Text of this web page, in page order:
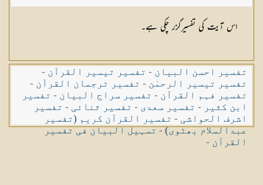
اس آیت کی تفسیرگزر چکی ہے۔
تفسیر احسن البیان - تفسیر تیسیر القرآن -
تفسیر تیسیر الرحمٰن - تفسیر ترجمان القرآن -
تفسیر فہم القرآن - تفسیر سراج البیان - تفسیر
ابن کثیر - تفسیر سعدی - تفسیر ثنائی - تفسیر
اشرف الحواشی - تفسیر القرآن کریم (تفسیر
عبدالسلام بھٹوی)-تسہیل البیان فی تفسیر
القرآن -